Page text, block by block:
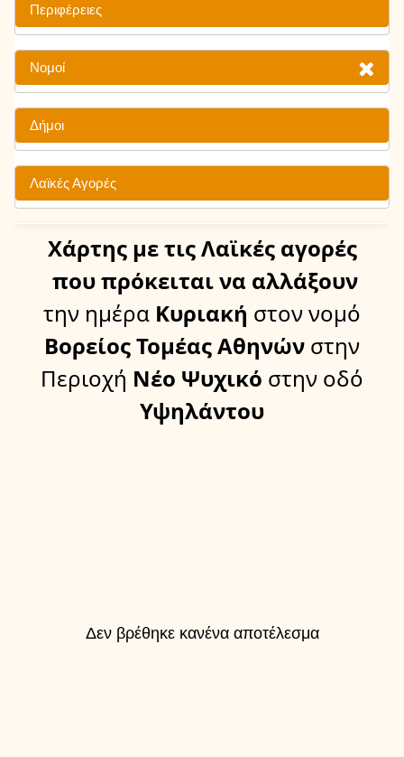
Περιφέρειες
Νομοί
Δήμοι
Λαϊκές Αγορές
Χάρτης με τις Λαϊκές αγορές
που πρόκειται να αλλάξουν
την ημέρα Κυριακή στον νομό
Βορείος Τομέας Αθηνών στην
Περιοχή Νέο Ψυχικό στην οδό
Υψηλάντου
Δεν βρέθηκε κανένα αποτέλεσμα